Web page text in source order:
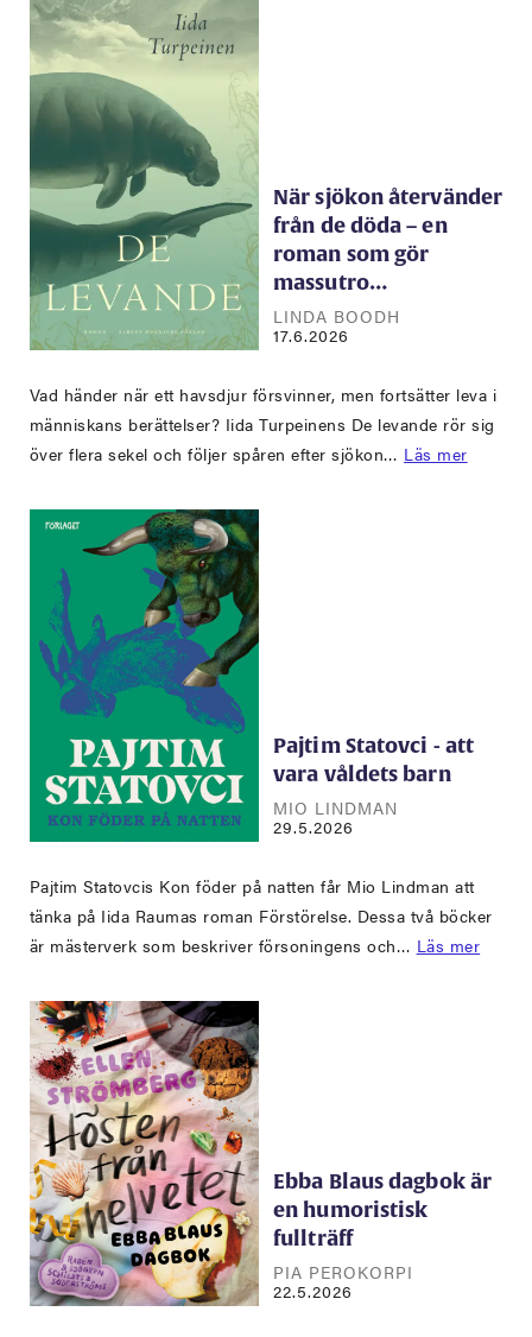
När sjökon återvänder
från de döda – en
roman som gör
massutro…
LINDA BOODH
17.6.2026
Vad händer när ett havsdjur försvinner, men fortsätter leva i
människans berättelser? Iida Turpeinens De levande rör sig
över flera sekel och följer spåren efter sjökon… Läs mer
Pajtim Statovci - att
vara våldets barn
MIO LINDMAN
29.5.2026
Pajtim Statovcis Kon föder på natten får Mio Lindman att
tänka på Iida Raumas roman Förstörelse. Dessa två böcker
är mästerverk som beskriver försoningens och… Läs mer
Ebba Blaus dagbok är
en humoristisk
fullträff
PIA PEROKORPI
22.5.2026